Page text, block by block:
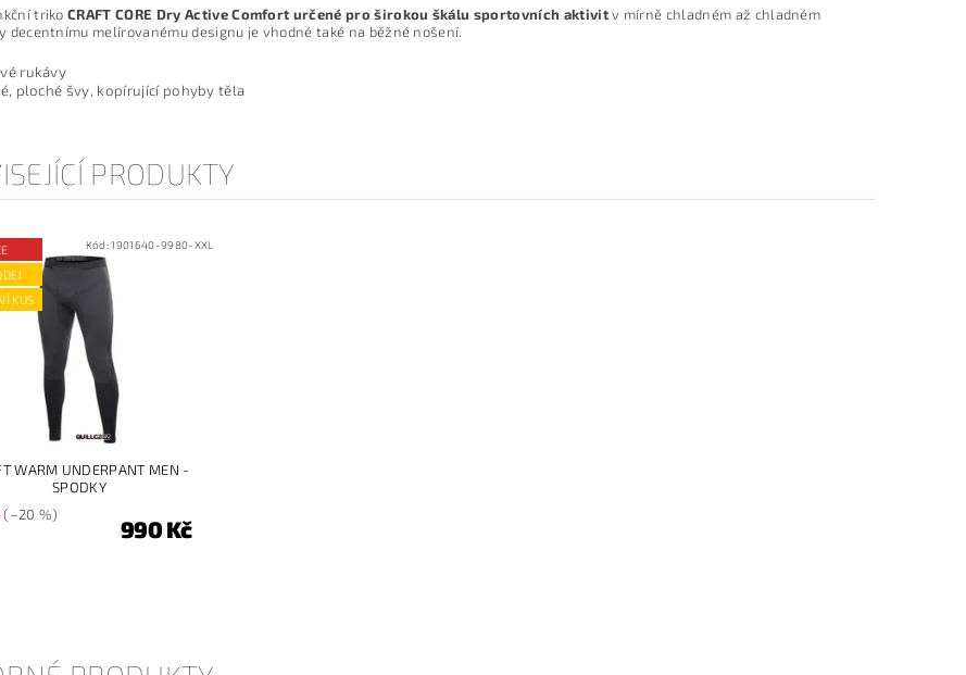
trikoCRAFT CORE Dry Active Comfort určené pro širokou škálu sportovních aktivitv mírně chladném až chladném
decentnímu melírovanému designu je vhodné také na běžné nošení.
rukávy
ploché švy, kopírující pohyby těla
PRODUKTY
KUS
Kód:1901640-9980-XXL
WARM UNDERPANT MEN -
SPODKY
(–20 %)
990 Kč